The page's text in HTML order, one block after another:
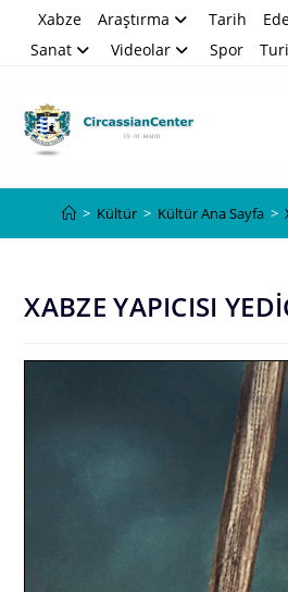
Xabze Araştırma Tarih
Sanat
Videolar Spor
> Kültür > Kültür Ana Sayfa >
XABZE YAPICISI